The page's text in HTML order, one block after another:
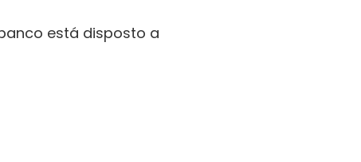
está disposto a